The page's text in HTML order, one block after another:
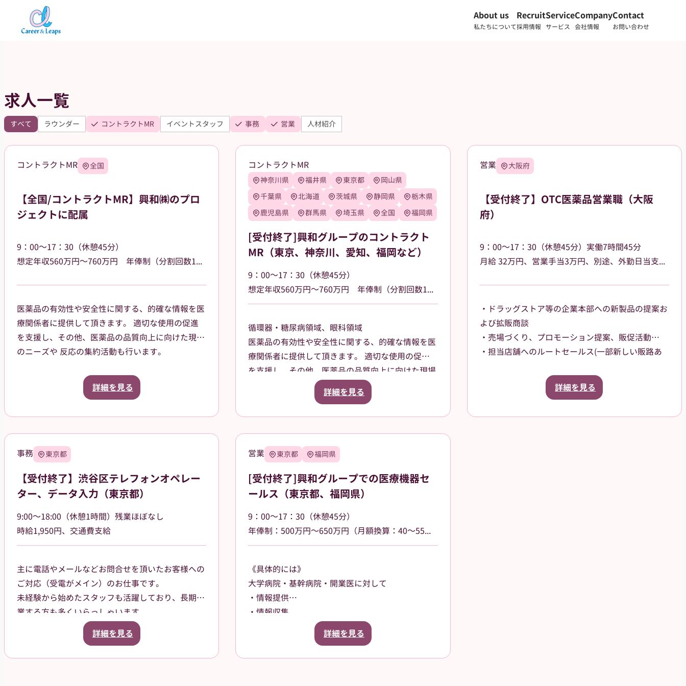
ッ
プ
About us
私たちについて
Recruit
採用情報
Service
サービス
Company
会社情報
Contact
お問い合わせ
求人一覧
すべて ラウンダー コントラクトMR イベントスタッフ 事務 営業 人材紹介
コントラクトMR 全国
【全国/コントラクトMR】興和㈱のプロ
ジェクトに配属
9：00～17：30（休憩45分）
想定年収560万円～760万円 年俸制（分割回数12回）基本給400,000円～ その他の手当あり
医薬品の有効性や安全性に関する、的確な情報を医
療関係者に提供して頂きます。 適切な使用の促進
を支援し、その他、医薬品の品質向上に向けた現場
のニーズや 反応の集約活動も行います。
や、就業以降も業務に関する相談が可能です。 常
に前向きな姿勢で業務に取り組めるよう、当社のマ
詳細を見る
コントラクトMR
神奈川県 福井県 東京都
岡山県
千葉県
北海道 茨城県 静岡県
栃木県
鹿児島県
群馬県 埼玉県 全国 福岡県
[受付終了]興和グループのコントラクト
MR（東京、神奈川、愛知、福岡など）
9：00～17：30（休憩45分）
想定年収560万円～760万円 年俸制（分割回数12回）基本給400,000円～ その他日当、車両手当、他手当あり
循環器・糖尿病領域、眼科領域
医薬品の有効性や安全性に関する、的確な情報を医
療関係者に提供して頂きます。 適切な使用の促進
を支援し、その他、医薬品の品質向上に向けた現場
のニーズや 反応の集約活動も行います。
《～入社後について～》 入社時における導入研修
します。
詳細を見る
営業 大阪府
【受付終了】OTC医薬品営業職（大阪
府）
9：00～17：30（休憩45分）実働7時間45分
⽉給 32万円、営業⼿当3万円、別途、外勤日当支給（2,500円～/日）
・ドラッグストア等の企業本部への新製品の提案お
よび拡販商談
・売場づくり、プロモーション提案、販促活動
・担当店舗へのルートセールス(⼀部新しい販路あ
大阪府大阪市内を中⼼に担当していただきます。
詳細を見る
事務 東京都
【受付終了】渋谷区テレフォンオペレー
ター、データ入力（東京都）
9:00～18:00（休憩1時間）残業ほぼなし
時給1,950円、交通費支給
主に電話やメールなどお問合せを頂いたお客様への
ご対応（受電がメイン）のお仕事です。
未経験から始めたスタッフも活躍しており、長期就
業する方も多くいらっしゃいます。
1チーム4名-5名体制で業務を行うため、協力し合い
ながら問題解決に取り組んで頂けます。また業務手
詳細を見る
営業 東京都 福岡県
[受付終了]興和グループでの医療機器セ
ールス（東京都、福岡県）
9：00～17：30（休憩45分）
年俸制：500万円～650万円（月額換算：40～55万円） 、昇給あり（年1回／4月）、インセンティブあり
《具体的には》
大学病院・基幹病院・開業医に対して
・情報提供
・情報収集
・提案営業を行っていただきます。
詳細を見る